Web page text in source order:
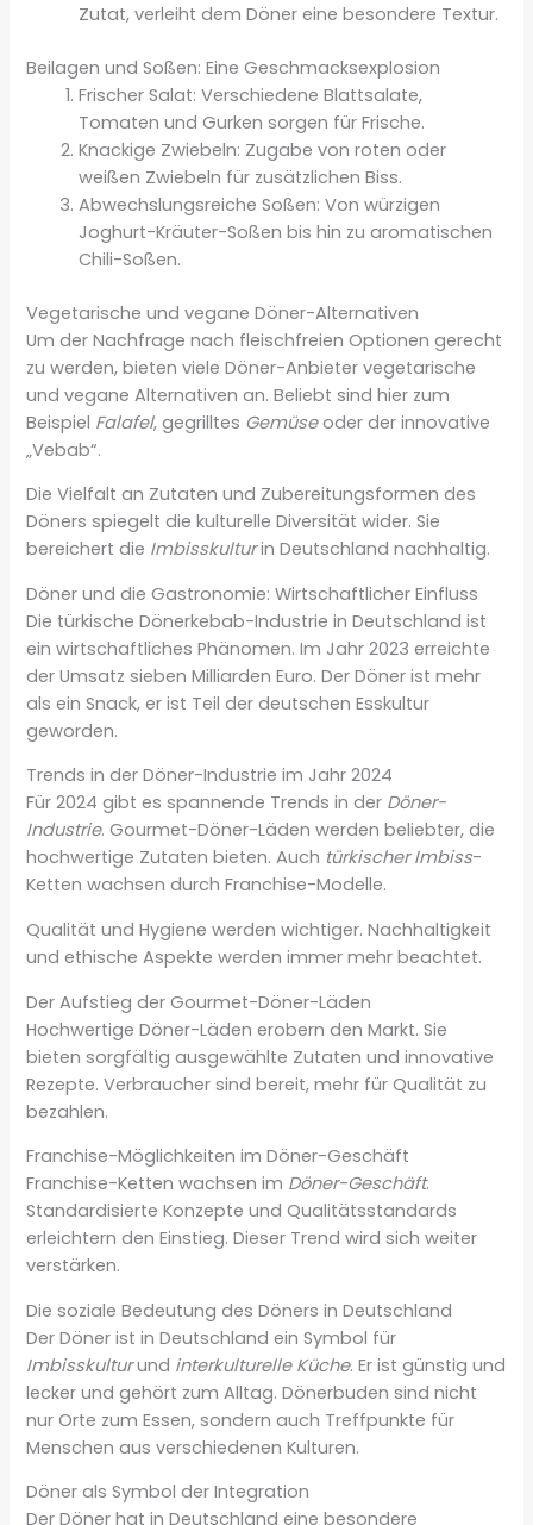
Zutat, verleiht dem Döner eine besondere Textur.
Beilagen und Soßen: Eine Geschmacksexplosion
Frischer Salat: Verschiedene Blattsalate,
Tomaten und Gurken sorgen für Frische.
Knackige Zwiebeln: Zugabe von roten oder
weißen Zwiebeln für zusätzlichen Biss.
Abwechslungsreiche Soßen: Von würzigen
Joghurt-Kräuter-Soßen bis hin zu aromatischen
Chili-Soßen.
Vegetarische und vegane Döner-Alternativen
Um der Nachfrage nach fleischfreien Optionen gerecht
zu werden, bieten viele Döner-Anbieter vegetarische
und vegane Alternativen an. Beliebt sind hier zum
Beispiel Falafel, gegrilltes Gemüseoder der innovative
„Vebab“.
Die Vielfalt an Zutaten und Zubereitungsformen des
Döners spiegelt die kulturelle Diversität wider. Sie
bereichert die Imbisskulturin Deutschland nachhaltig.
Döner und die Gastronomie: Wirtschaftlicher Einfluss
Die türkische Dönerkebab-Industrie in Deutschland ist
ein wirtschaftliches Phänomen. Im Jahr 2023 erreichte
der Umsatz sieben Milliarden Euro. Der Döner ist mehr
als ein Snack, er ist Teil der deutschen Esskultur
geworden.
Trends in der Döner-Industrie im Jahr 2024
Für 2024 gibt es spannende Trends in der Döner-
Industrie. Gourmet-Döner-Läden werden beliebter, die
hochwertige Zutaten bieten. Auch türkischer Imbiss-
Ketten wachsen durch Franchise-Modelle.
Qualität und Hygiene werden wichtiger. Nachhaltigkeit
und ethische Aspekte werden immer mehr beachtet.
Der Aufstieg der Gourmet-Döner-Läden
Hochwertige Döner-Läden erobern den Markt. Sie
bieten sorgfältig ausgewählte Zutaten und innovative
Rezepte. Verbraucher sind bereit, mehr für Qualität zu
bezahlen.
Franchise-Möglichkeiten im Döner-Geschäft
Franchise-Ketten wachsen im Döner-Geschäft.
Standardisierte Konzepte und Qualitätsstandards
erleichtern den Einstieg. Dieser Trend wird sich weiter
verstärken.
Die soziale Bedeutung des Döners in Deutschland
Der Döner ist in Deutschland ein Symbol für
Imbisskulturund interkulturelle Küche. Er ist günstig und
lecker und gehört zum Alltag. Dönerbuden sind nicht
nur Orte zum Essen, sondern auch Treffpunkte für
Menschen aus verschiedenen Kulturen.
Döner als Symbol der Integration
Der Döner hat in Deutschland eine besondere